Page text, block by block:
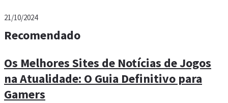
21/10/2024
Recomendado
Os Melhores Sites de Notícias de Jogos
na Atualidade: O Guia Definitivo para
Gamers